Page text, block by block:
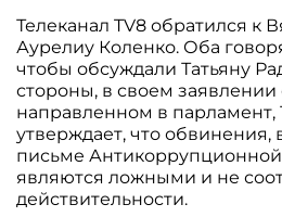
Телеканал TV8 обратился к
Аурелиу Коленко. Оба
чтобы обсуждали Татьяну
стороны, в своем заявлении
направленном в парламент,
утверждает, что обвинения,
письме
являются ложными и не
действительности.